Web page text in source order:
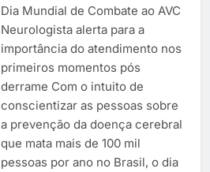
Dia Mundial de Combate ao AVC
Neurologista alerta para a
importância do atendimento nos
primeiros momentos pós
derrame Com o intuito de
conscientizar as pessoas sobre
a prevenção da doença cerebral
que mata mais de 100 mil
pessoas por ano no Brasil, o dia